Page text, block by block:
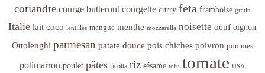
coriandre courge butternut courgette curry feta framboise gratin
Italie lait coco lentilles mangue menthe mozzarella noisette oeuf oignon
Ottolenghi parmesan patate douce pois chiches poivron pommes
potimarron poulet pâtes ricotta riz sésame tofu tomate USA